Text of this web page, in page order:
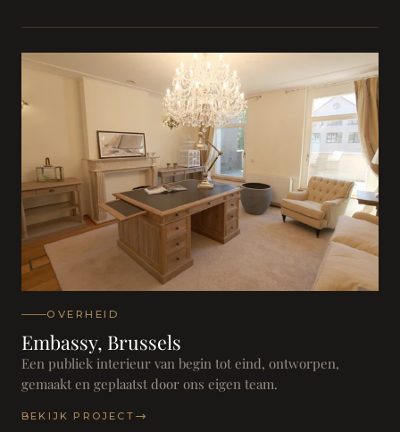
OVERHEID
Embassy, Brussels
Een publiek interieur van begin tot eind, ontworpen,
gemaakt en geplaatst door ons eigen team.
BEKIJK PROJECT